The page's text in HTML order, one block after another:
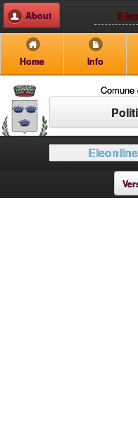
About
Home Info
Comune
Eleonline